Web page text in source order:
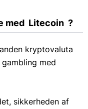
med  Litecoin  ?
kryptovaluta
med
sikkerheden af